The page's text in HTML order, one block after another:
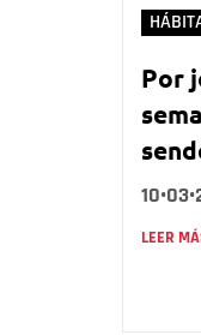
Por
LEER